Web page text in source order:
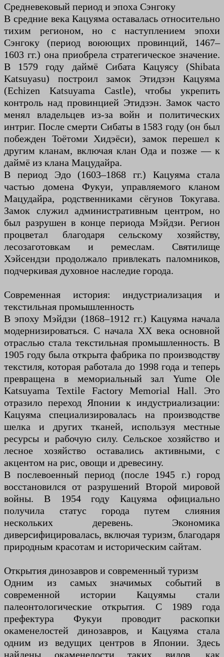
Средневековый период и эпоха Сэнгоку
В средние века Кацуяма оставалась относительно
тихим регионом, но с наступлением эпохи
Сэнгоку (период воюющих провинций, 1467–
1603 гг.) она приобрела стратегическое значение.
В 1579 году даймё Сибата Кацуясу (Shibata
Katsuyasu) построил замок Этидзэн Кацуяма
(Echizen Katsuyama Castle), чтобы укрепить
контроль над провинцией Этидзэн. Замок часто
менял владельцев из-за войн и политических
интриг. После смерти Сибаты в 1583 году (он был
побежден Тоётоми Хидэёси), замок перешел к
другим кланам, включая клан Ода и позже — к
даймё из клана Мацудайра.
В период Эдо (1603–1868 гг.) Кацуяма стала
частью домена Фукуи, управляемого кланом
Мацудайра, родственниками сёгунов Токугава.
Замок служил административным центром, но
был разрушен в конце периода Мэйдзи. Регион
процветал благодаря сельскому хозяйству,
лесозаготовкам и ремеслам. Святилище
Хэйсендзи продолжало привлекать паломников,
подчеркивая духовное наследие города.
Современная история: индустриализация и
текстильная промышленность
В эпоху Мэйдзи (1868–1912 гг.) Кацуяма начала
модернизироваться. С начала XX века основной
отраслью стала текстильная промышленность. В
1905 году была открыта фабрика по производству
текстиля, которая работала до 1998 года и теперь
превращена в мемориальный зал Yume Ole
Katsuyama Textile Factory Memorial Hall. Это
отразило переход Японии к индустриализации:
Кацуяма специализировалась на производстве
шелка и других тканей, используя местные
ресурсы и рабочую силу. Сельское хозяйство и
лесное хозяйство оставались активными, с
акцентом на рис, овощи и древесину.
В послевоенный период (после 1945 г.) город
восстановился от разрушений Второй мировой
войны. В 1954 году Кацуяма официально
получила статус города путем слияния
нескольких деревень. Экономика
диверсифицировалась, включая туризм, благодаря
природным красотам и историческим сайтам.
Открытия динозавров и современный туризм
Одним из самых значимых событий в
современной истории Кацуямы стали
палеонтологические открытия. С 1989 года
префектура Фукуи проводит раскопки
окаменелостей динозавров, и Кацуяма стала
одним из ведущих центров в Японии. Здесь
найдены окаменелости таких видов, как